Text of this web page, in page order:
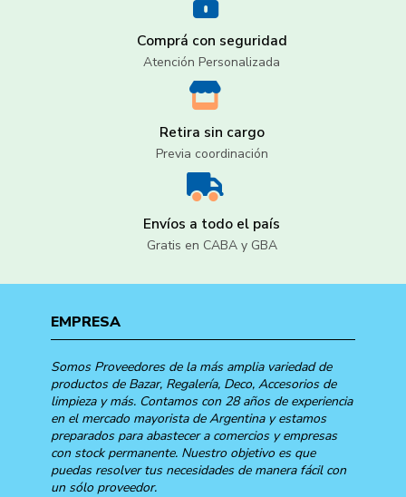
Comprá con seguridad
Atención Personalizada
Retira sin cargo
Previa coordinación
Envíos a todo el país
Gratis en CABA y GBA
EMPRESA
Somos Proveedores de la más amplia variedad de
productos de Bazar, Regalería, Deco, Accesorios de
limpieza y más. Contamos con 28 años de experiencia
en el mercado mayorista de Argentina y estamos
preparados para abastecer a comercios y empresas
con stock permanente. Nuestro objetivo es que
puedas resolver tus necesidades de manera fácil con
un sólo proveedor.